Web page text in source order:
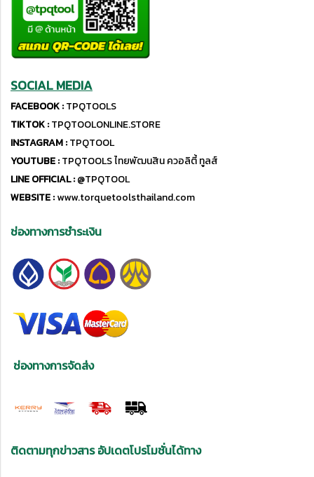
SOCIAL MEDIA
FACEBOOK :TPQTOOLS
TIKTOK :TPQTOOLONLINE.STORE
INSTAGRAM :TPQTOOL
YOUTUBE :TPQTOOLS ไทยพัฒนสิน ควอลิตี้ ทูลส์
LINE OFFICIAL :@TPQTOOL
WEBSITE :www.torquetoolsthailand.com
ช่องทางการชำระเงิน
ช่องทางการจัดส่ง
ติดตามทุกข่าวสาร อัปเดตโปรโมชั่นได้ทาง